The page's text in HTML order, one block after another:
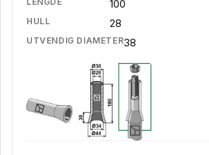
100
HULL 28
UTVENDIG DIAMETER38